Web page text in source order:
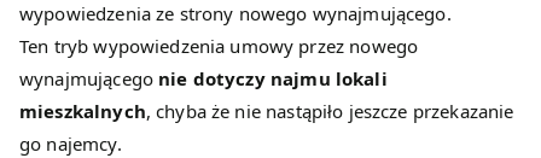
wypowiedzenia ze strony nowego wynajmującego.
Ten tryb wypowiedzenia umowy przez nowego
wynajmującego nie dotyczy najmu lokali
mieszkalnych, chyba że nie nastąpiło jeszcze przekazanie
go najemcy.